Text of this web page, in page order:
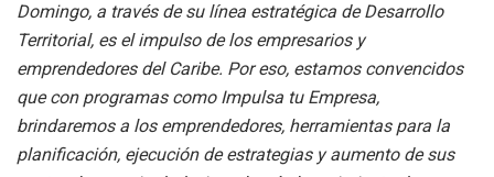
Domingo, a través de su línea estratégica de Desarrollo
Territorial, es el impulso de los empresarios y
emprendedores del Caribe. Por eso, estamos convencidos
que con programas como Impulsa tu Empresa,
brindaremos a los emprendedores, herramientas para la
planificación, ejecución de estrategias y aumento de sus